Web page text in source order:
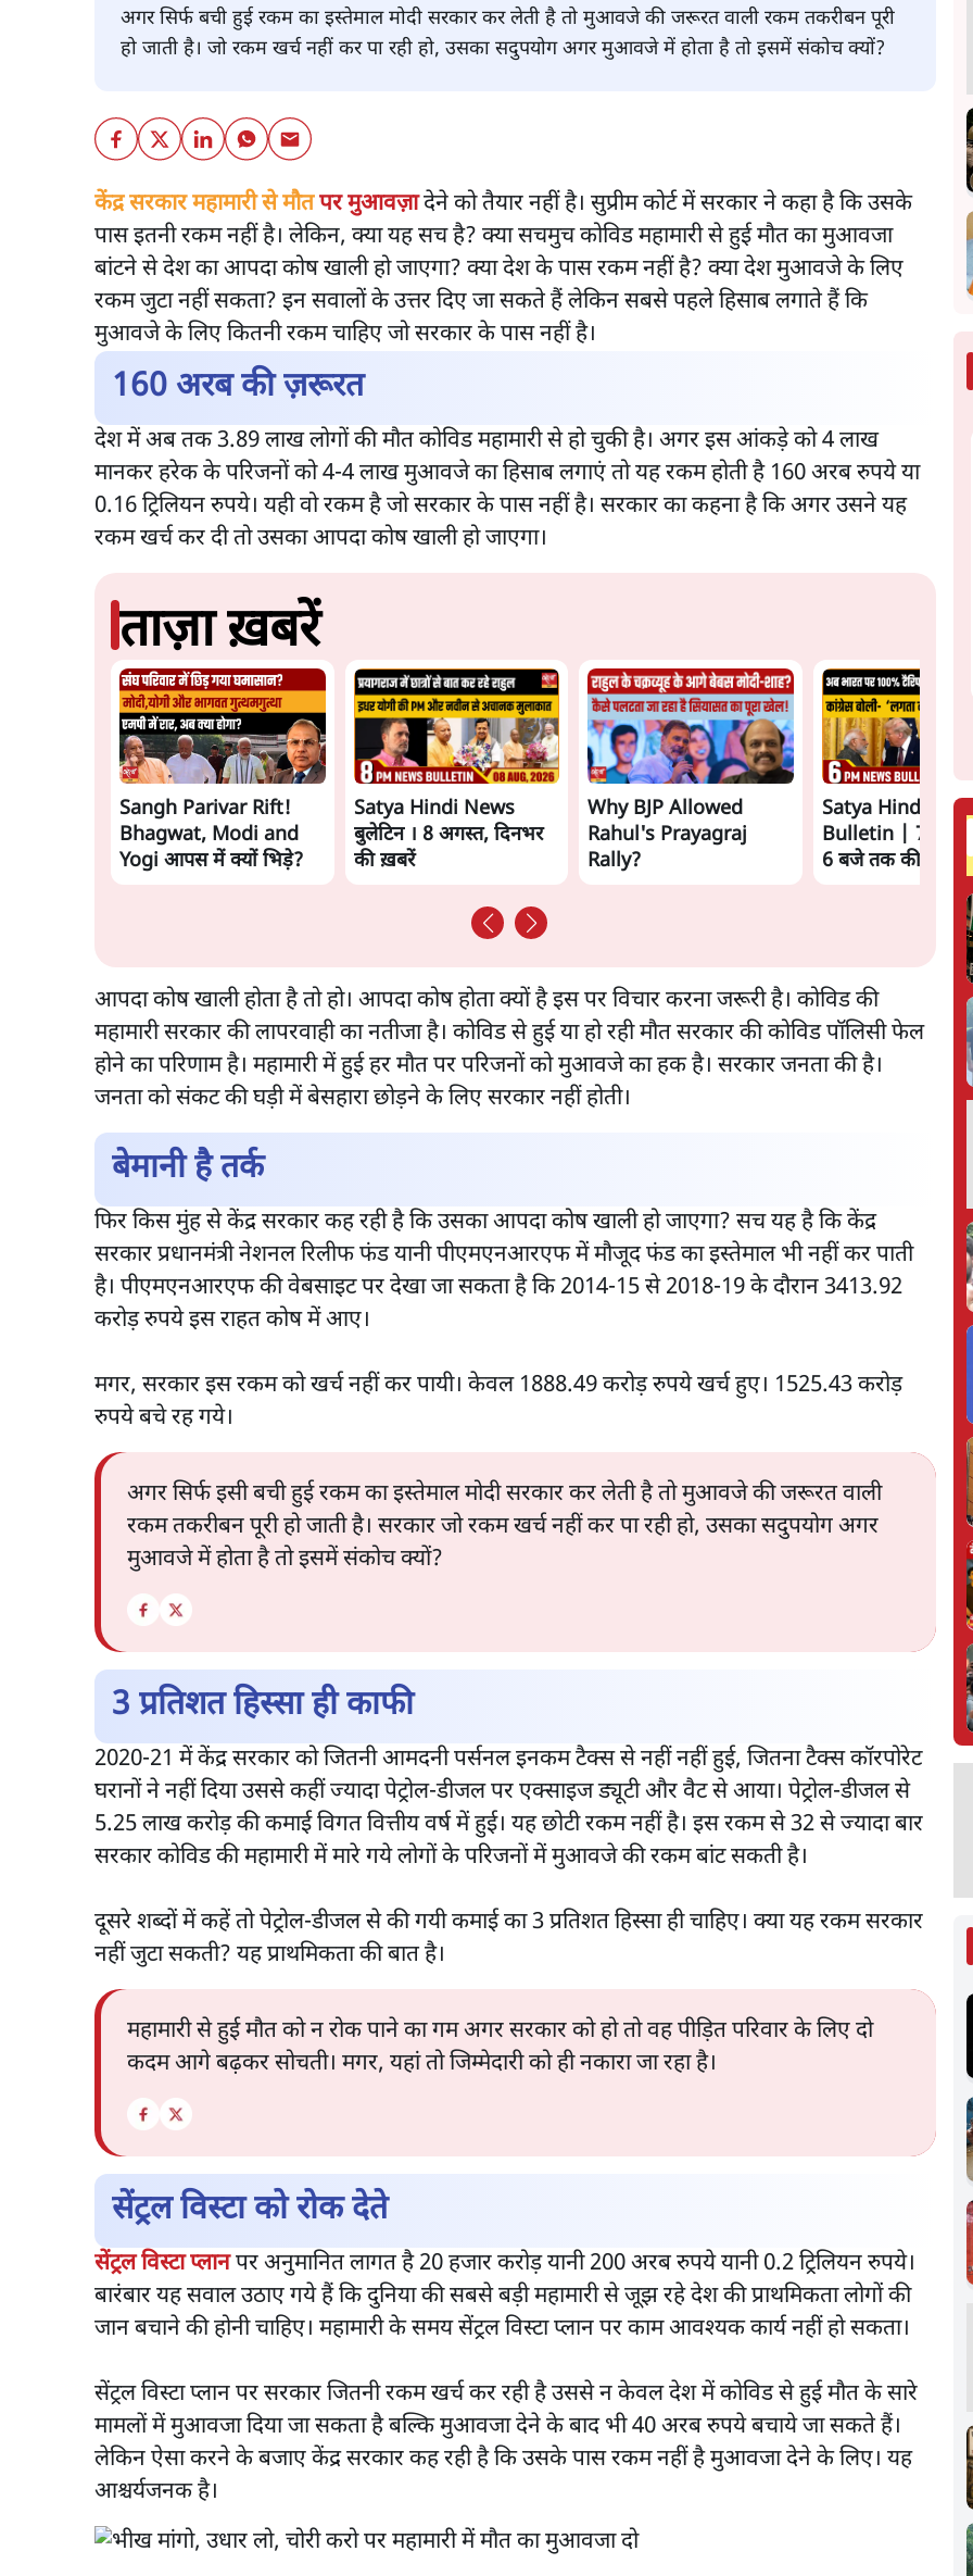
अगर सिर्फ बची हुई रकम का इस्तेमाल मोदी सरकार कर लेती है तो मुआवजे की जरूरत वाली रकम तकरीबन पूरी
हो जाती है। जो रकम खर्च नहीं कर पा रही हो, उसका सदुपयोग अगर मुआवजे में होता है तो इसमें संकोच क्यों?
केंद्र सरकार महामारी सेमौतपर मुआवज़ादेने को तैयार नहीं है। सुप्रीम कोर्ट में सरकार ने कहा है कि उसके
पास इतनी रकम नहीं है। लेकिन, क्या यह सच है? क्या सचमुच कोविड महामारी से हुई मौत का मुआवजा
बांटने से देश का आपदा कोष खाली हो जाएगा? क्या देश के पास रकम नहीं है? क्या देश मुआवजे के लिए
रकम जुटा नहीं सकता? इन सवालों के उत्तर दिए जा सकते हैं लेकिन सबसे पहले हिसाब लगाते हैं कि
मुआवजे के लिए कितनी रकम चाहिए जो सरकार के पास नहीं है।
160 अरब की ज़रूरत
देश में अब तक 3.89 लाख लोगों की मौत कोविड महामारी से हो चुकी है। अगर इस आंकड़े को 4 लाख
मानकर हरेक के परिजनों को 4-4 लाख मुआवजे का हिसाब लगाएं तो यह रकम होती है 160 अरब रुपये या
0.16 ट्रिलियन रुपये। यही वो रकम है जो सरकार के पास नहीं है। सरकार का कहना है कि अगर उसने यह
रकम खर्च कर दी तो उसका आपदा कोष खाली हो जाएगा।
ताज़ा ख़बरें
Sangh Parivar Rift!
Bhagwat, Modi and
Yogi आपस में क्यों भिड़े?
Satya Hindi News
बुलेटिन । 8 अगस्त, दिनभर
की ख़बरें
Why BJP Allowed
Rahul's Prayagraj
Rally?
Satya Hindi
Bulletin | 7 अगस्त,
6 बजे तक की खबरें
आपदा कोष खाली होता है तो हो। आपदा कोष होता क्यों है इस पर विचार करना जरूरी है। कोविड की
महामारी सरकार की लापरवाही का नतीजा है। कोविड से हुई या हो रही मौत सरकार की कोविड पॉलिसी फेल
होने का परिणाम है। महामारी में हुई हर मौत पर परिजनों को मुआवजे का हक है। सरकार जनता की है।
जनता को संकट की घड़ी में बेसहारा छोड़ने के लिए सरकार नहीं होती।
बेमानी है तर्क
फिर किस मुंह से केंद्र सरकार कह रही है कि उसका आपदा कोष खाली हो जाएगा? सच यह है कि केंद्र
सरकार प्रधानमंत्री नेशनल रिलीफ फंड यानी पीएमएनआरएफ में मौजूद फंड का इस्तेमाल भी नहीं कर पाती
है। पीएमएनआरएफ की वेबसाइट पर देखा जा सकता है कि 2014-15 से 2018-19 के दौरान 3413.92
करोड़ रुपये इस राहत कोष में आए।
मगर, सरकार इस रकम को खर्च नहीं कर पायी। केवल 1888.49 करोड़ रुपये खर्च हुए। 1525.43 करोड़
रुपये बचे रह गये।
अगर सिर्फ इसी बची हुई रकम का इस्तेमाल मोदी सरकार कर लेती है तो मुआवजे की जरूरत वाली
रकम तकरीबन पूरी हो जाती है। सरकार जो रकम खर्च नहीं कर पा रही हो, उसका सदुपयोग अगर
मुआवजे में होता है तो इसमें संकोच क्यों?
3 प्रतिशत हिस्सा ही काफी
2020-21 में केंद्र सरकार को जितनी आमदनी पर्सनल इनकम टैक्स से नहीं नहीं हुई, जितना टैक्स कॉरपोरेट
घरानों ने नहीं दिया उससे कहीं ज्यादा पेट्रोल-डीजल पर एक्साइज ड्यूटी और वैट से आया। पेट्रोल-डीजल से
5.25 लाख करोड़ की कमाई विगत वित्तीय वर्ष में हुई। यह छोटी रकम नहीं है। इस रकम से 32 से ज्यादा बार
सरकार कोविड की महामारी में मारे गये लोगों के परिजनों में मुआवजे की रकम बांट सकती है।
दूसरे शब्दों में कहें तो पेट्रोल-डीजल से की गयी कमाई का 3 प्रतिशत हिस्सा ही चाहिए। क्या यह रकम सरकार
नहीं जुटा सकती? यह प्राथमिकता की बात है।
महामारी से हुई मौत को न रोक पाने का गम अगर सरकार को हो तो वह पीड़ित परिवार के लिए दो
कदम आगे बढ़कर सोचती। मगर, यहां तो जिम्मेदारी को ही नकारा जा रहा है।
सेंट्रल विस्टा को रोक देते
सेंट्रल विस्टा प्लानपर अनुमानित लागत है 20 हजार करोड़ यानी 200 अरब रुपये यानी 0.2 ट्रिलियन रुपये।
बारंबार यह सवाल उठाए गये हैं कि दुनिया की सबसे बड़ी महामारी से जूझ रहे देश की प्राथमिकता लोगों की
जान बचाने की होनी चाहिए। महामारी के समय सेंट्रल विस्टा प्लान पर काम आवश्यक कार्य नहीं हो सकता।
सेंट्रल विस्टा प्लान पर सरकार जितनी रकम खर्च कर रही है उससे न केवल देश में कोविड से हुई मौत के सारे
मामलों में मुआवजा दिया जा सकता है बल्कि मुआवजा देने के बाद भी 40 अरब रुपये बचाये जा सकते हैं।
लेकिन ऐसा करने के बजाए केंद्र सरकार कह रही है कि उसके पास रकम नहीं है मुआवजा देने के लिए। यह
आश्चर्यजनक है।